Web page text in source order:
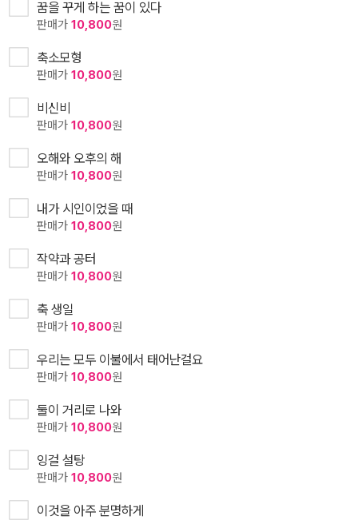
꿈을 꾸게 하는 꿈이 있다
판매가 10,800원
축소모형
판매가 10,800원
비신비
판매가 10,800원
오해와 오후의 해
판매가 10,800원
내가 시인이었을 때
판매가 10,800원
작약과 공터
판매가 10,800원
축 생일
판매가 10,800원
우리는 모두 이불에서 태어난걸요
판매가 10,800원
둘이 거리로 나와
판매가 10,800원
잉걸 설탕
판매가 10,800원
이것을 아주 분명하게